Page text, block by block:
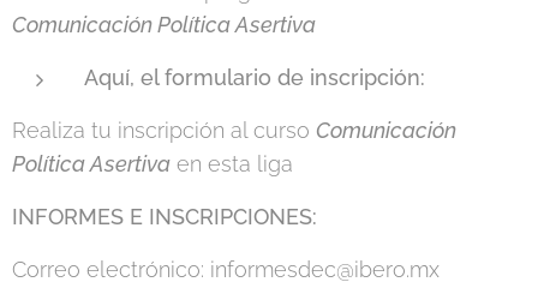
Comunicación Política Asertiva
Aquí, el formulario de inscripción:
Realiza tu inscripción al curso Comunicación
Política Asertiva en esta liga
INFORMES E INSCRIPCIONES:
Correo electrónico: informesdec@ibero.mx